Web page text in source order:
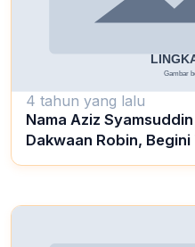
4 tahun yang lalu
Nama Aziz
Dakwaan Robin,